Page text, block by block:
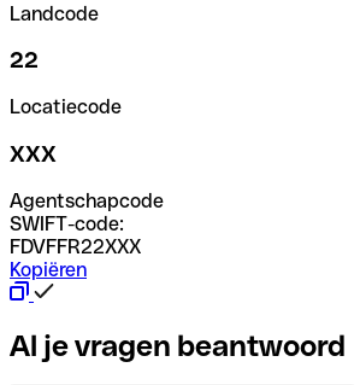
Landcode
22
Locatiecode
XXX
Agentschapcode
SWIFT-code:
FDVFFR22XXX
Kopiëren
Al je vragen beantwoord